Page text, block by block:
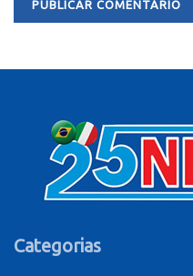
Categorias